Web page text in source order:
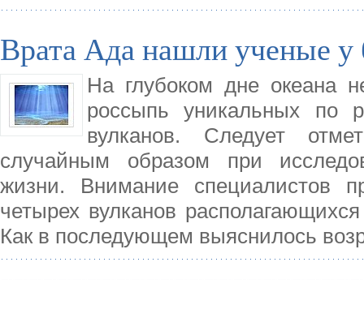
Врата Ада нашли ученые у
На глубоком дне океана
россыпь уникальных по
вулканов. Следует
случайным образом при
жизни. Внимание специалистов
четырех вулканов
Как в последующем выяснилось